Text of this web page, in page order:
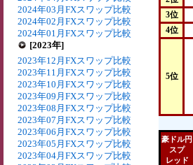
2024年03月FXスワップ比較
2024年02月FXスワップ比較
2024年01月FXスワップ比較
[2023年]
2023年12月FXスワップ比較
2023年11月FXスワップ比較
2023年10月FXスワップ比較
2023年09月FXスワップ比較
2023年08月FXスワップ比較
2023年07月FXスワップ比較
2023年06月FXスワップ比較
2023年05月FXスワップ比較
2023年04月FXスワップ比較
3位
4位
5位
豪ドル円
スプ
レッド